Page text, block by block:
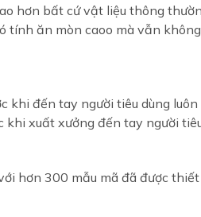
hơn bất cứ vật liệu thông
tính ăn mòn caoo mà vẫn
khi đến tay người tiêu dùng
xuất xưởng đến tay người
hơn 300 mẫu mã đã được